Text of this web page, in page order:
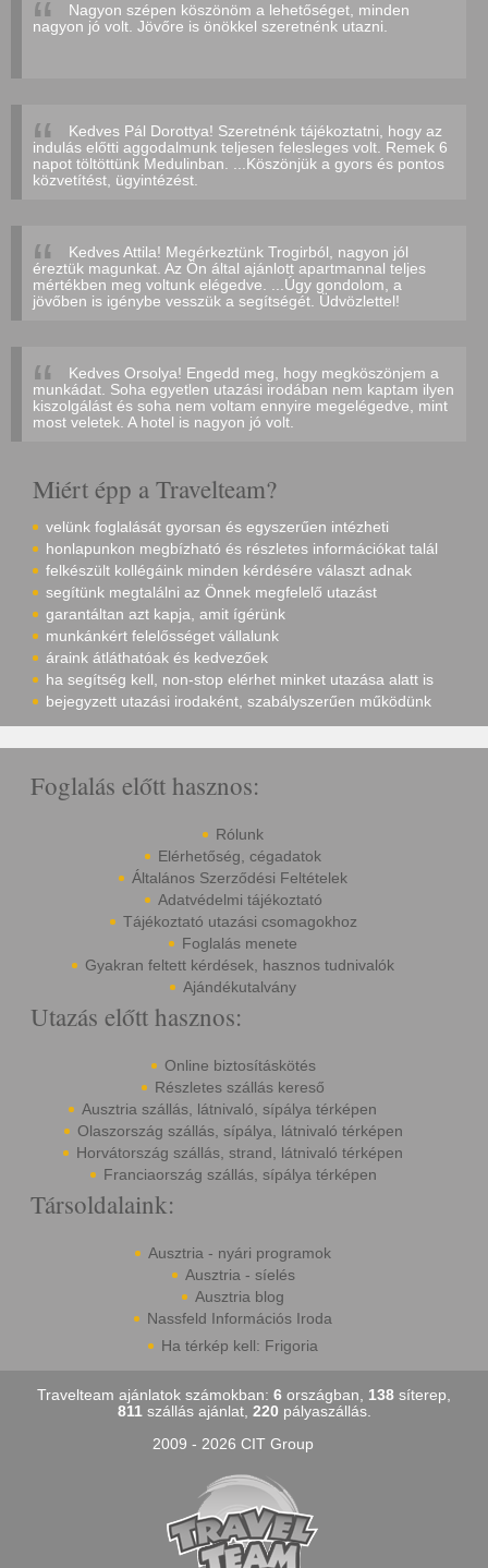
Nagyon szépen köszönöm a lehetőséget, minden
nagyon jó volt. Jövőre is önökkel szeretnénk utazni.
Kedves Pál Dorottya! Szeretnénk tájékoztatni, hogy az
indulás előtti aggodalmunk teljesen felesleges volt. Remek 6
napot töltöttünk Medulinban. ...Köszönjük a gyors és pontos
közvetítést, ügyintézést.
Kedves Attila! Megérkeztünk Trogirból, nagyon jól
éreztük magunkat. Az Ön által ajánlott apartmannal teljes
mértékben meg voltunk elégedve. ...Úgy gondolom, a
jövőben is igénybe vesszük a segítségét. Üdvözlettel!
Kedves Orsolya! Engedd meg, hogy megköszönjem a
munkádat. Soha egyetlen utazási irodában nem kaptam ilyen
kiszolgálást és soha nem voltam ennyire megelégedve, mint
most veletek. A hotel is nagyon jó volt.
Miért épp a Travelteam?
velünk foglalását gyorsan és egyszerűen intézheti
honlapunkon megbízható és részletes információkat talál
felkészült kollégáink minden kérdésére választ adnak
segítünk megtalálni az Önnek megfelelő utazást
garantáltan azt kapja, amit ígérünk
munkánkért felelősséget vállalunk
áraink átláthatóak és kedvezőek
ha segítség kell, non-stop elérhet minket utazása alatt is
bejegyzett utazási irodaként, szabályszerűen működünk
Foglalás előtt hasznos:
Rólunk
Elérhetőség, cégadatok
Általános Szerződési Feltételek
Adatvédelmi tájékoztató
Tájékoztató utazási csomagokhoz
Foglalás menete
Gyakran feltett kérdések, hasznos tudnivalók
Ajándékutalvány
Utazás előtt hasznos:
Online biztosításkötés
Részletes szállás kereső
Ausztria szállás, látnivaló, sípálya térképen
Olaszország szállás, sípálya, látnivaló térképen
Horvátország szállás, strand, látnivaló térképen
Franciaország szállás, sípálya térképen
Társoldalaink:
Ausztria - nyári programok
Ausztria - síelés
Ausztria blog
Nassfeld Információs Iroda
Ha térkép kell: Frigoria
Travelteam ajánlatok számokban: 6 országban, 138 síterep,
811 szállás ajánlat, 220 pályaszállás.
2009 - 2026 CIT Group